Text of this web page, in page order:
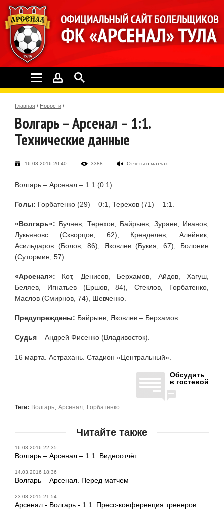
Главная / Новости /
Волгарь – Арсенал – 1:1.
Технические данные
16.03.2016 20:40 3388 Отчеты о матчах
Волгарь – Арсенал – 1:1 (0:1).
Голы: Горбатенко (29) – 0:1, Терехов (71) – 1:1.
«Волгарь»: Бучнев, Терехов, Байрыев, Зураев, Иванов,
Лукьяновс (Скворцов, 62), Кренделев, Алейник,
Асильдаров (Болов, 86), Яковлев (Букия, 67), Болонин
(Сутормин, 57).
«Арсенал»: Кот, Денисов, Берхамов, Айдов, Хагуш,
Беляев, Игнатьев (Ершов, 84), Стеклов, Горбатенко,
Маслов (Смирнов, 74), Шевченко.
Предупреждены: Байрыев, Яковлев – Берхамов.
Судья – Андрей Фисенко (Владивосток).
16 марта. Астрахань. Стадион «Центральный».
Обсудить
в гостевой
Теги: Волгарь Арсенал Горбатенко
Читайте также
16.03.2016 22:35
Волгарь – Арсенал – 1:1. Видеоотчёт
14.03.2016 18:36
Волгарь – Арсенал. Перед матчем
23.08.2015 21:54
Арсенал - Волгарь - 1:1. Пресс-конференция тренеров.